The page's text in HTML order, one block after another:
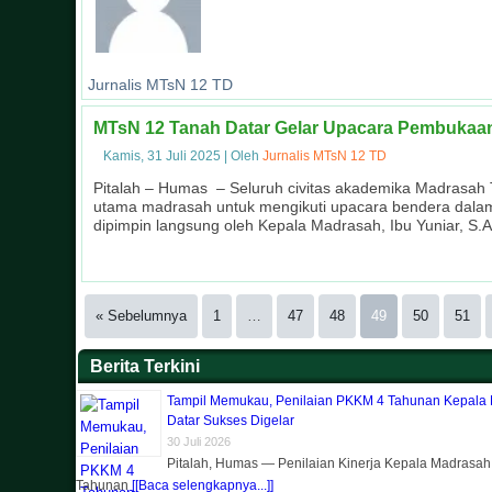
Jurnalis MTsN 12 TD
MTsN 12 Tanah Datar Gelar Upacara
Kamis, 31 Juli 2025 Oleh Jurnalis MTsN 12 TD
Pitalah – Humas – Seluruh civitas akademika
utama madrasah untuk mengikuti upacara bendera
dipimpin langsung oleh Kepala Madrasah, Ibu Yuniar,
« Sebelumnya 1 … 47 48 49 50 51
Berita Terkini
Tampil Memukau, Penilaian PKKM 4 Tahunan Kepala
Datar Sukses Digelar
30 Juli 2026
Pitalah, Humas — Penilaian Kinerja Kepala
Tahunan [[Baca selengkapnya...]]